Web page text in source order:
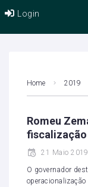
Login
Home 2019
Romeu
fiscalização
21 Maio 2019
O governador